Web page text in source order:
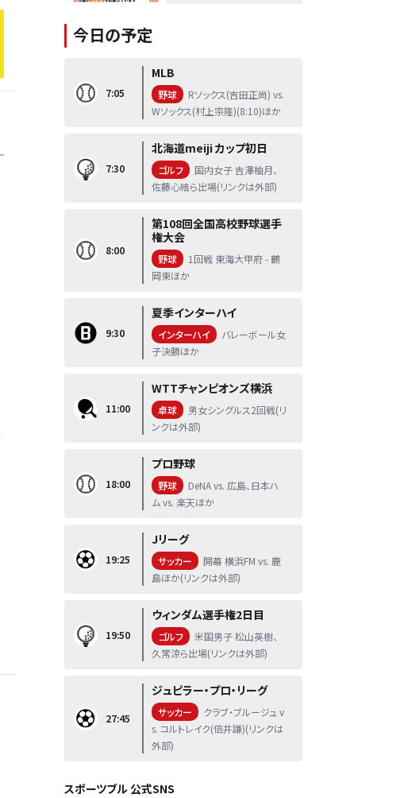
今日の予定
7:05
MLB
野球
Rソックス(吉田正尚) vs.
Wソックス(村上宗隆)(8:10)ほか
7:30
北海道meiji カップ初日
ゴルフ
国内女子 吉澤柚月、
佐藤心結ら出場(リンクは外部)
8:00
第108回全国高校野球選手
権大会
野球
1回戦 東海大甲府 - 鶴
岡東ほか
9:30
夏季インターハイ
インターハイ
バレーボール女
子決勝ほか
11:00
WTTチャンピオンズ横浜
卓球
男女シングルス2回戦(リ
ンクは外部)
18:00
プロ野球
野球
DeNA vs. 広島、日本ハ
ム vs. 楽天ほか
19:25
Jリーグ
サッカー
開幕 横浜FM vs. 鹿
島ほか(リンクは外部)
19:50
ウィンダム選手権2日目
ゴルフ
米国男子 松山英樹、
久常涼ら出場(リンクは外部)
27:45
ジュピラー・プロ・リーグ
サッカー
クラブ・ブルージュ v
s. コルトレイク(倍井謙)(リンクは
外部)
スポーツブル 公式SNS